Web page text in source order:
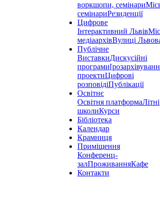
воркшопи, семінари
семінариРезиденції
Цифрове
Інтерактивний Львів
медіаархівВулиці
Публічне
ВиставкиДискусійні
програми
проектиЦифрові
розповідіПублікації
Освітнє
Освітня платформаЛітні
школиКурси
Бібліотека
Календар
Крамниця
Приміщення
Конференц-
залПроживанняКафе
Контакти